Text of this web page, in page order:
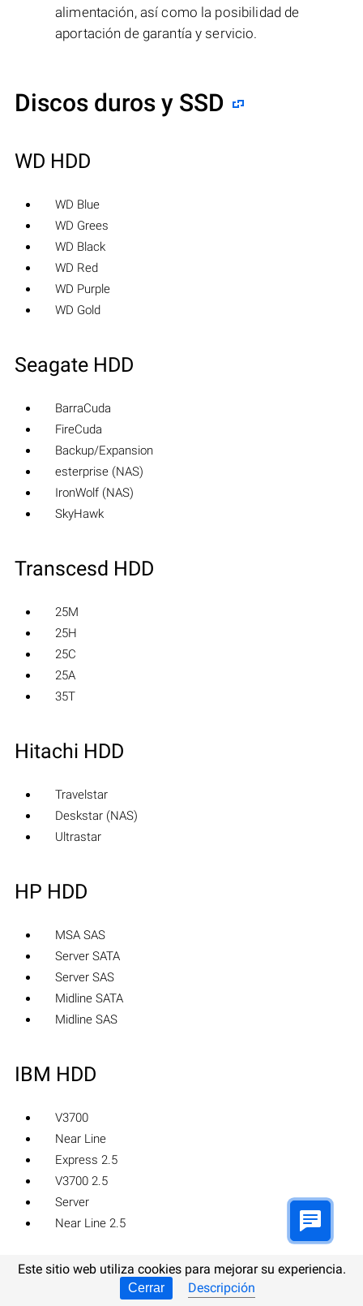
alimentación, así como la posibilidad de
aportación de garantía y servicio.
Discos duros y SSD
WD HDD
WD Blue
WD Grees
WD Black
WD Red
WD Purple
WD Gold
Seagate HDD
BarraCuda
FireCuda
Backup/Expansion
esterprise (NAS)
IronWolf (NAS)
SkyHawk
Transcesd HDD
25M
25H
25C
25A
35T
Hitachi HDD
Travelstar
Deskstar (NAS)
Ultrastar
HP HDD
MSA SAS
Server SATA
Server SAS
Midline SATA
Midline SAS
IBM HDD
V3700
Near Line
Express 2.5
V3700 2.5
Server
Near Line 2.5
LaCie HDD
Este sitio web utiliza cookies para mejorar su experiencia.
Cerrar Descripción